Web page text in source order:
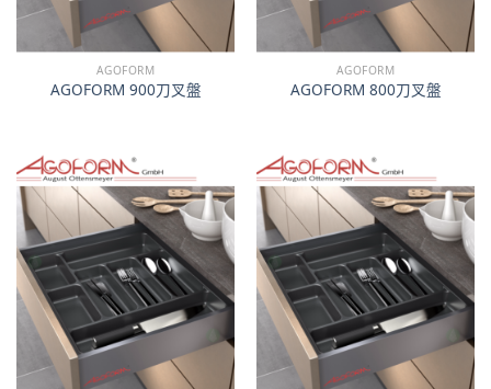
AGOFORM
AGOFORM 900刀叉盤
AGOFORM
AGOFORM 800刀叉盤